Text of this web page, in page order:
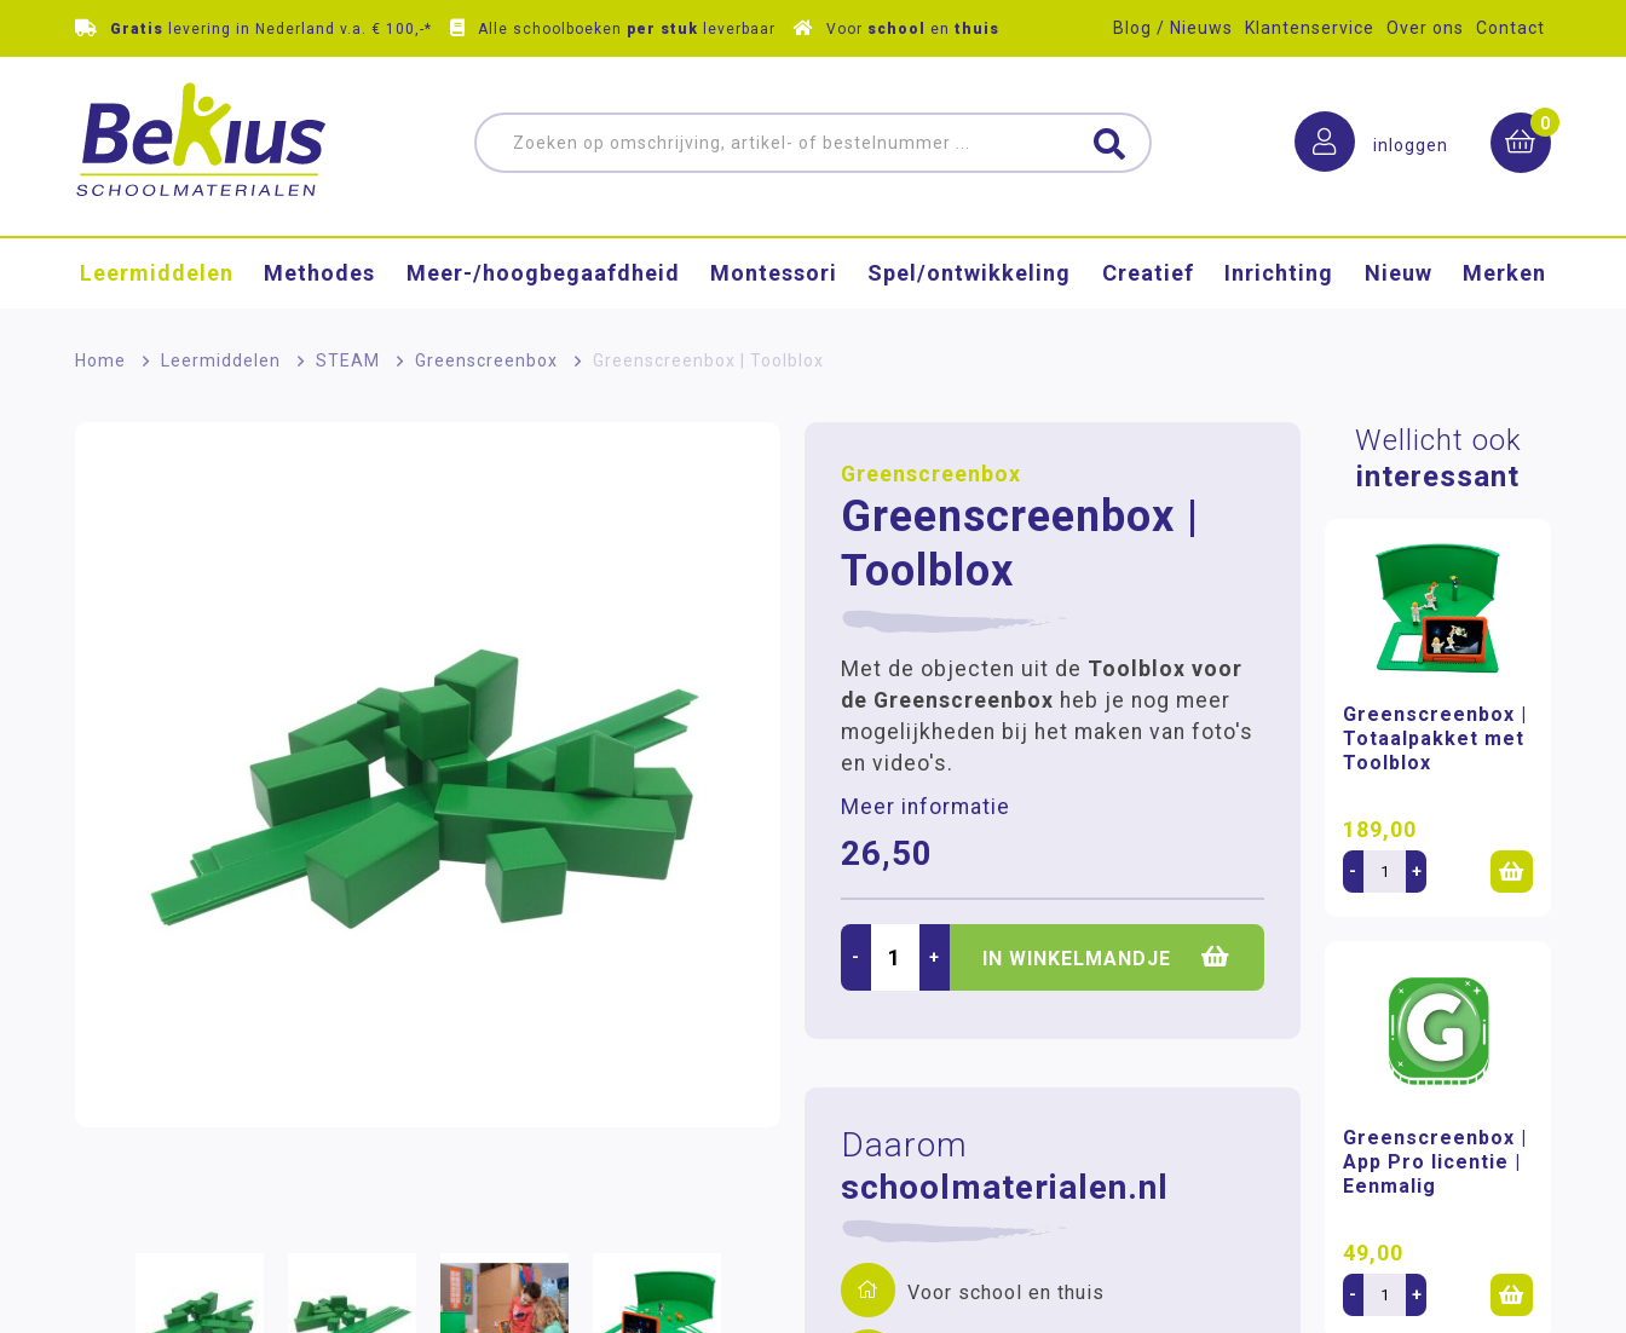
Gratis levering in Nederland v.a. € 100,-* Alle schoolboeken per stuk leverbaar Voor school en thuis Blog / Nieuws Klantenservice Over ons Contact
inloggen
0
Leermiddelen Methodes Meer-/hoog­begaafdheid Montessori Spel/ontwikkeling Creatief Inrichting Nieuw Merken
Home > Leermiddelen > STEAM > Greenscreenbox > Greenscreenbox | Toolblox
Greenscreenbox
Greenscreenbox |
Toolblox
Met de objecten uit de Toolblox voor
de Greenscreenbox heb je nog meer
mogelijkheden bij het maken van foto's
en video's.
Meer informatie
26,50
- + IN WINKELMANDJE
Daarom
schoolmaterialen.nl
Voor school en thuis
Wellicht ook
interessant
Greenscreenbox |
Totaalpakket met
Toolblox
189,00
- +
Greenscreenbox |
App Pro licentie |
Eenmalig
49,00
- +